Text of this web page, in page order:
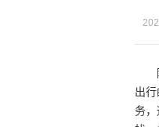
出
务，